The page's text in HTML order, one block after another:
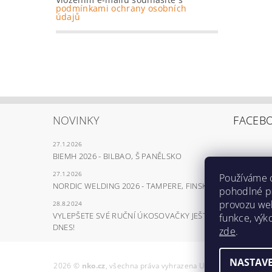
podmínkami ochrany osobních
údajů
NOVINKY
27.1.2026
BIEMH 2026 - BILBAO, Š PANĚLSKO
27.1.2026
NORDIC WELDING 2026 - TAMPERE, FINSKO
28.8.2024
VYLEPŠETE SVÉ RUČNÍ ÚKOSOVAČKY JEŠTĚ
DNES!
2026 © nko.cz, všechna práva vyhrazena Upravit nastavení
Používáme
pohodlné
provozu
funkce,
zde.